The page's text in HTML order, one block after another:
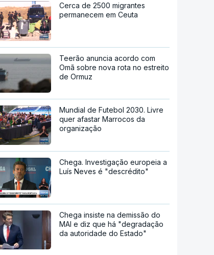
Cerca de 2500 migrantes
permanecem em Ceuta
Teerão anuncia acordo com
Omã sobre nova rota no estreito
de Ormuz
Mundial de Futebol 2030. Livre
quer afastar Marrocos da
organização
Chega. Investigação europeia a
Luís Neves é "descrédito"
Chega insiste na demissão do
MAI e diz que há "degradação
da autoridade do Estado"